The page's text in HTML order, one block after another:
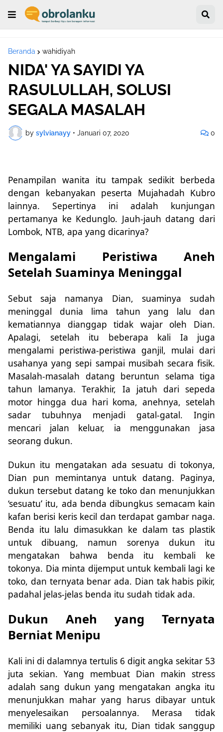
Beranda wahidiyah
NIDA' YA SAYIDI YA
RASULULLAH, SOLUSI
SEGALA MASALAH
by sylvianayy • Januari 07, 2020 0
Penampilan wanita itu tampak sedikit berbeda
dengan kebanyakan peserta Mujahadah Kubro
lainnya. Sepertinya ini adalah kunjungan
pertamanya ke Kedunglo. Jauh-jauh datang dari
Lombok, NTB, apa yang dicarinya?
Mengalami Peristiwa Aneh
Setelah Suaminya Meninggal
Sebut saja namanya Dian, suaminya sudah
meninggal dunia lima tahun yang lalu dan
kematiannya dianggap tidak wajar oleh Dian.
Apalagi, setelah itu beberapa kali Ia juga
mengalami peristiwa-peristiwa ganjil, mulai dari
usahanya yang sepi sampai musibah secara fisik.
Masalah-masalah datang beruntun selama tiga
tahun lamanya. Terakhir, Ia jatuh dari sepeda
motor hingga dua hari koma, anehnya, setelah
sadar tubuhnya menjadi gatal-gatal. Ingin
mencari jalan keluar, ia menggunakan jasa
seorang dukun.
Dukun itu mengatakan ada sesuatu di tokonya,
Dian pun memintanya untuk datang. Paginya,
dukun tersebut datang ke toko dan menunjukkan
‘sesuatu’ itu, ada benda dibungkus semacam kain
kafan berisi keris kecil dan terdapat gambar naga.
Benda itu lalu dimasukkan ke dalam tas plastik
untuk dibuang, namun sorenya dukun itu
mengatakan bahwa benda itu kembali ke
tokonya. Dia minta dijemput untuk kembali lagi ke
toko, dan ternyata benar ada. Dian tak habis pikir,
padahal jelas-jelas benda itu sudah tidak ada.
Dukun Aneh yang Ternyata
Berniat Menipu
Kali ini di dalamnya tertulis 6 digit angka sekitar 53
juta sekian. Yang membuat Dian makin stress
adalah sang dukun yang mengatakan angka itu
menunjukkan mahar yang harus dibayar untuk
menyelesaikan persoalannya. Merasa tidak
memiliki uang sebanyak itu, Dian tidak sanggup